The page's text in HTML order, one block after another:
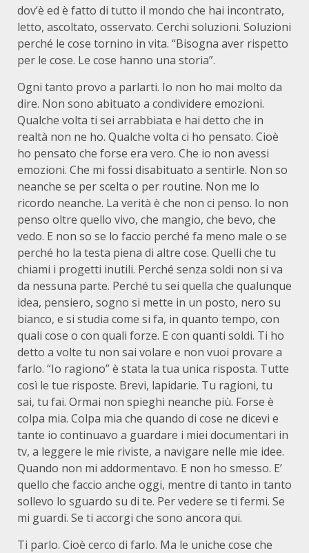
dov’è ed è fatto di tutto il mondo che hai incontrato,
letto, ascoltato, osservato. Cerchi soluzioni. Soluzioni
perché le cose tornino in vita. “Bisogna aver rispetto
per le cose. Le cose hanno una storia”.
Ogni tanto provo a parlarti. Io non ho mai molto da
dire. Non sono abituato a condividere emozioni.
Qualche volta ti sei arrabbiata e hai detto che in
realtà non ne ho. Qualche volta ci ho pensato. Cioè
ho pensato che forse era vero. Che io non avessi
emozioni. Che mi fossi disabituato a sentirle. Non so
neanche se per scelta o per routine. Non me lo
ricordo neanche. La verità è che non ci penso. Io non
penso oltre quello vivo, che mangio, che bevo, che
vedo. E non so se lo faccio perché fa meno male o se
perché ho la testa piena di altre cose. Quelli che tu
chiami i progetti inutili. Perché senza soldi non si va
da nessuna parte. Perché tu sei quella che qualunque
idea, pensiero, sogno si mette in un posto, nero su
bianco, e si studia come si fa, in quanto tempo, con
quali cose o con quali forze. E con quanti soldi. Ti ho
detto a volte tu non sai volare e non vuoi provare a
farlo. “Io ragiono” è stata la tua unica risposta. Tutte
così le tue risposte. Brevi, lapidarie. Tu ragioni, tu
sai, tu fai. Ormai non spieghi neanche più. Forse è
colpa mia. Colpa mia che quando di cose ne dicevi e
tante io continuavo a guardare i miei documentari in
tv, a leggere le mie riviste, a navigare nelle mie idee.
Quando non mi addormentavo. E non ho smesso. E’
quello che faccio anche oggi, mentre di tanto in tanto
sollevo lo sguardo su di te. Per vedere se ti fermi. Se
mi guardi. Se ti accorgi che sono ancora qui.
Ti parlo. Cioè cerco di farlo. Ma le uniche cose che